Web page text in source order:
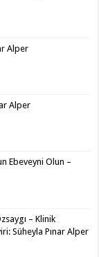
Alper
Alper
Ebeveyni Olun –
– Klinik
Süheyla Pınar Alper